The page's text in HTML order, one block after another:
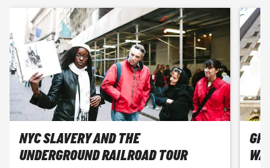
inzichtelijke dagtours of zelfs actieve dagtours, je zult er
zeker van zijn dat je een volledige dag krijgt die de moeite
waard is. Omdat sommige van deze daguitstappen actief
zijn, moet je niet bang zijn om af en toe te zweten - dat is net
de bedoeling. Je zult het geweldig vinden!
NYC SLAVERY AND THE
UNDERGROUND RAILROAD TOUR